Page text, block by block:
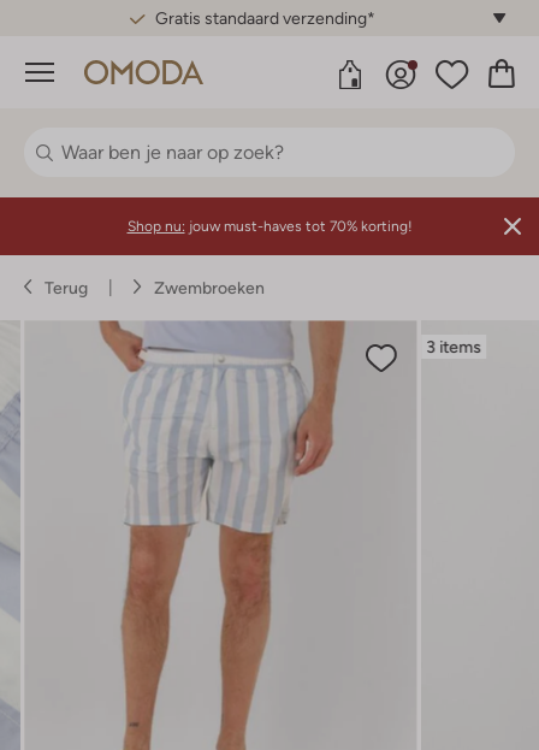
Gratis standaard verzending*
Menu
Shop nu: jouw must-haves tot 70% korting!
Terug Zwembroeken
3 items